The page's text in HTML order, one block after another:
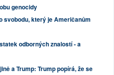
genocidy
svobodu, který je Američanům
odborných znalostí - a
a Trump: Trump popírá, že se